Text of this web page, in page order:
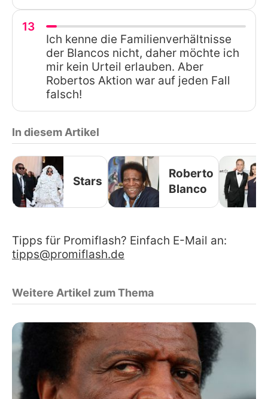
13
Ich kenne die Familienverhältnisse
der Blancos nicht, daher möchte ich
mir kein Urteil erlauben. Aber
Robertos Aktion war auf jeden Fall
falsch!
In diesem Artikel
Stars
Roberto
Blanco
Tipps für Promiflash? Einfach E-Mail an:
tipps@promiflash.de
Weitere Artikel zum Thema